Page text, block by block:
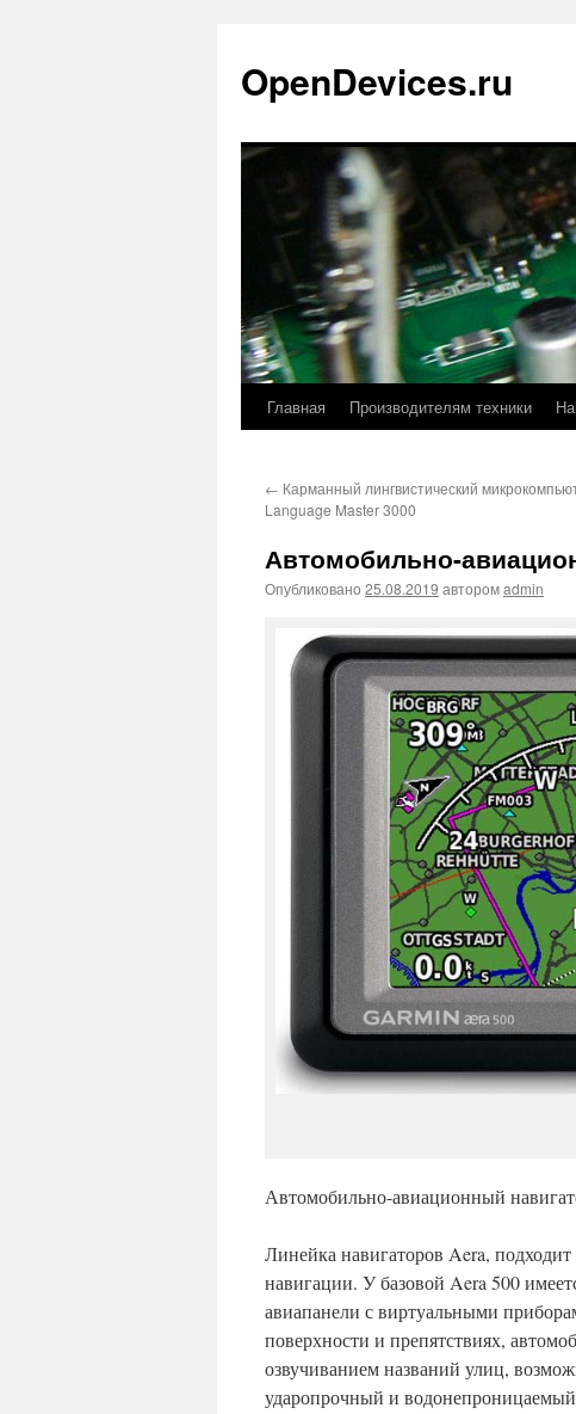
содержимому
OpenDevices.ru
Главная Производителям техники
← Карманный лингвистический
Language Master 3000
Автомобильно-
Опубликовано 25.08.2019 авторомadmin
Автомобильно-авиационный
Линейка навигаторов Aera,
навигации. У базовой Aera 500
авиапанели с виртуальными
поверхности и препятствиях,
озвучиванием названий улиц,
ударопрочный и